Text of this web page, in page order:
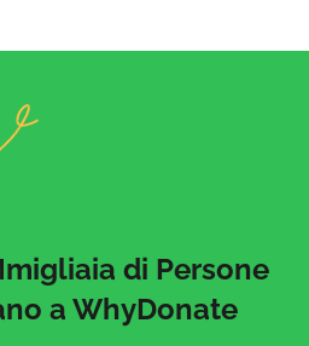
di Persone
a WhyDonate